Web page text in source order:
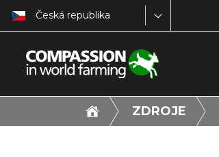
Česká republika
ZDROJE